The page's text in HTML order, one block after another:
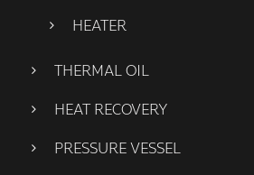
HEATER
THERMAL OIL
HEAT RECOVERY
PRESSURE VESSEL